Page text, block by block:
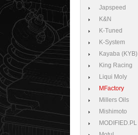
Japspeed
K&N
K-Tuned
K-System
Kayaba (KYB)
King Racing
Liqui Moly
MFactory
Millers Oils
Mishimoto
MODIFIED.PL